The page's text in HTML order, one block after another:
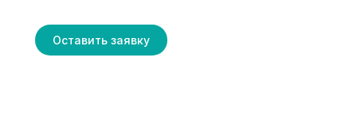
Оставить заявку